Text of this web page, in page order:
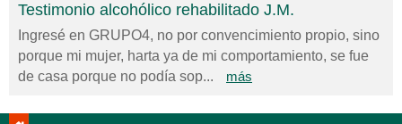
Testimonio alcohólico rehabilitado J.M.
Ingresé en GRUPO4, no por convencimiento propio, sino
porque mi mujer, harta ya de mi comportamiento, se fue
de casa porque no podía sop...
más